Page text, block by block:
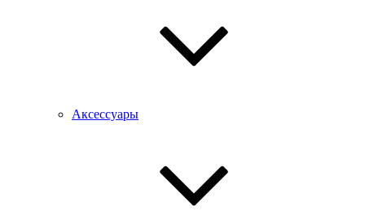
Аксессуары